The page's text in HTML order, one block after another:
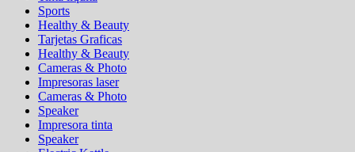
Sports
Healthy & Beauty
Tarjetas Graficas
Healthy & Beauty
Cameras & Photo
Impresoras laser
Cameras & Photo
Speaker
Impresora tinta
Speaker